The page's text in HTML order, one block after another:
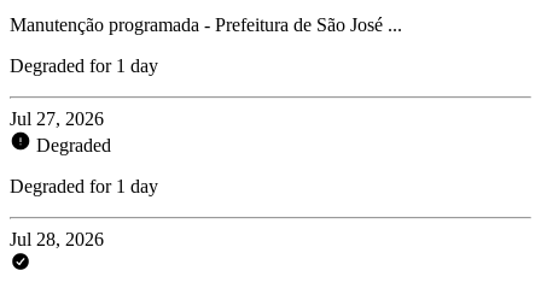
Manutenção programada - Prefeitura de São José ...
Degraded for 1 day
Jul 27, 2026
Degraded
Degraded for 1 day
Jul 28, 2026